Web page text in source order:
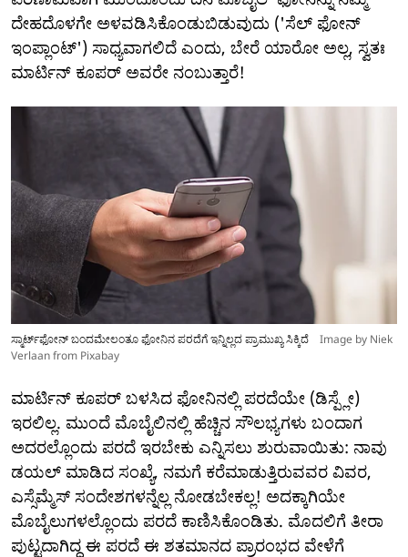
ದೇಹದೊಳಗೇ ಅಳವಡಿಸಿಕೊಂಡುಬಿಡುವುದು ('ಸೆಲ್ ಫೋನ್
ಇಂಪ್ಲಾಂಟ್') ಸಾಧ್ಯವಾಗಲಿದೆ ಎಂದು, ಬೇರೆ ಯಾರೋ ಅಲ್ಲ, ಸ್ವತಃ
ಮಾರ್ಟಿನ್ ಕೂಪರ್ ಅವರೇ ನಂಬುತ್ತಾರೆ!
ಸ್ಮಾರ್ಟ್‌ಫೋನ್ ಬಂದಮೇಲಂತೂ ಫೋನಿನ ಪರದೆಗೆ ಇನ್ನಿಲ್ಲದ ಪ್ರಾಮುಖ್ಯ ಸಿಕ್ಕಿದೆ
Image by Niek
Verlaan from Pixabay
ಮಾರ್ಟಿನ್ ಕೂಪರ್ ಬಳಸಿದ ಫೋನಿನಲ್ಲಿ ಪರದೆಯೇ (ಡಿಸ್ಪ್ಲೇ)
ಇರಲಿಲ್ಲ. ಮುಂದೆ ಮೊಬೈಲಿನಲ್ಲಿ ಹೆಚ್ಚಿನ ಸೌಲಭ್ಯಗಳು ಬಂದಾಗ
ಅದರಲ್ಲೊಂದು ಪರದೆ ಇರಬೇಕು ಎನ್ನಿಸಲು ಶುರುವಾಯಿತು: ನಾವು
ಡಯಲ್ ಮಾಡಿದ ಸಂಖ್ಯೆ, ನಮಗೆ ಕರೆಮಾಡುತ್ತಿರುವವರ ವಿವರ,
ಎಸ್ಸೆಮ್ಮೆಸ್ ಸಂದೇಶಗಳನ್ನೆಲ್ಲ ನೋಡಬೇಕಲ್ಲ! ಅದಕ್ಕಾಗಿಯೇ
ಮೊಬೈಲುಗಳಲ್ಲೊಂದು ಪರದೆ ಕಾಣಿಸಿಕೊಂಡಿತು. ಮೊದಲಿಗೆ ತೀರಾ
ಪುಟ್ಟದಾಗಿದ್ದ ಈ ಪರದೆ ಈ ಶತಮಾನದ ಪ್ರಾರಂಭದ ವೇಳೆಗೆ